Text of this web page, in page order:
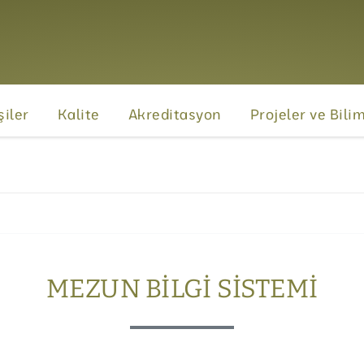
Kalite Akreditasyon Projeler ve
MEZUN BILGI SISTEMI